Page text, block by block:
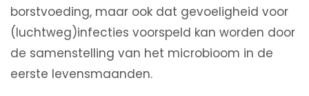
borstvoeding, maar ook dat gevoeligheid voor
(luchtweg)infecties voorspeld kan worden door
de samenstelling van het microbioom in de
eerste levensmaanden.